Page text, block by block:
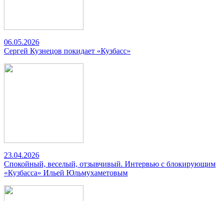
06.05.2026
Сергей Кузнецов покидает «Кузбасс»
23.04.2026
Спокойный, веселый, отзывчивый. Интервью с блокирующим
«Кузбасса» Ильей Юльмухаметовым